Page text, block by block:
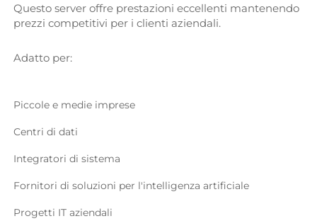
Questo server offre prestazioni eccellenti mantenendo
prezzi competitivi per i clienti aziendali.
Adatto per:
Piccole e medie imprese
Centri di dati
Integratori di sistema
Fornitori di soluzioni per l'intelligenza artificiale
Progetti IT aziendali